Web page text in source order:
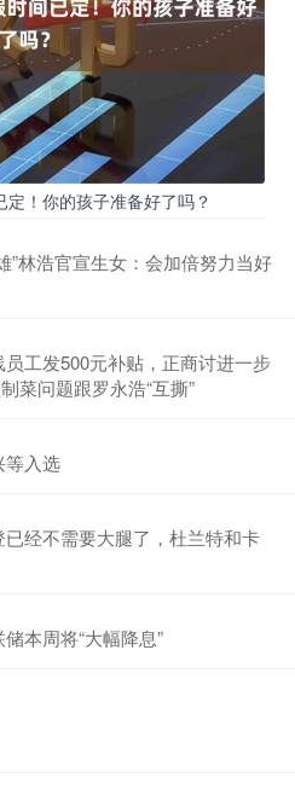
！你的孩子准备好了吗？
”林浩官宣生女：会加倍努力当好
工发500元补贴，正商讨进一步
菜问题跟罗永浩“互撕”
等入选
经不需要大腿了，杜兰特和卡
本周将“大幅降息”